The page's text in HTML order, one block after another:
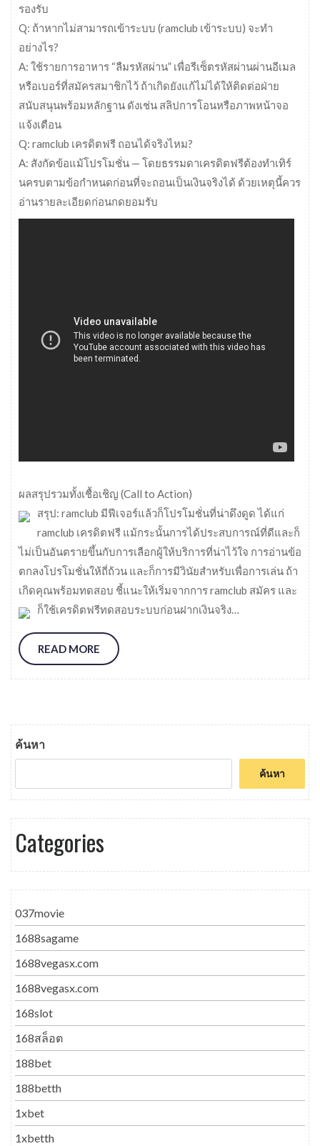
รองรับ
Q: ถ้าหากไม่สามารถเข้าระบบ (ramclub เข้าระบบ) จะทำ
อย่างไร?
A: ใช้รายการอาหาร “ลืมรหัสผ่าน” เพื่อรีเซ็ตรหัสผ่านผ่านอีเมล
หรือเบอร์ที่สมัครสมาชิกไว้ ถ้าเกิดยังแก้ไม่ได้ให้ติดต่อฝ่าย
สนับสนุนพร้อมหลักฐาน ดังเช่น สลิปการโอนหรือภาพหน้าจอ
แจ้งเตือน
Q: ramclub เครดิตฟรี ถอนได้จริงไหม?
A: สังกัดข้อแม้โปรโมชั่น — โดยธรรมดาเครดิตฟรีต้องทำเทิร์
นครบตามข้อกำหนดก่อนที่จะถอนเป็นเงินจริงได้ ด้วยเหตุนี้ควร
อ่านรายละเอียดก่อนกดยอมรับ
ผลสรุปรวมทั้งเชื้อเชิญ (Call to Action)
สรุป: ramclub มีฟีเจอร์แล้วก็โปรโมชั่นที่น่าดึงดูด ได้แก่
ramclub เครดิตฟรี แม้กระนั้นการได้ประสบการณ์ที่ดีและก็
ไม่เป็นอันตรายขึ้นกับการเลือกผู้ให้บริการที่น่าไว้ใจ การอ่านข้อ
ตกลงโปรโมชั่นให้ถี่ถ้วน และก็การมีวินัยสำหรับเพื่อการเล่น ถ้า
เกิดคุณพร้อมทดสอบ ชี้แนะให้เริ่มจากการ ramclub สมัคร และ
ก็ใช้เครดิตฟรีทดสอบระบบก่อนฝากเงินจริง…
READ MORE
ค้นหา
ค้นหา
Categories
037movie
1688sagame
1688vegasx.com
1688vegasx.com
168slot
168สล็อต
188bet
188betth
1xbet
1xbetth